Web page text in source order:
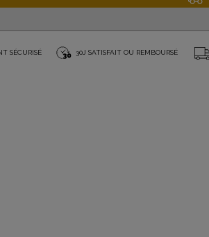
SÉCURISÉ 30J SATISFAIT OU REMBOURSÉ